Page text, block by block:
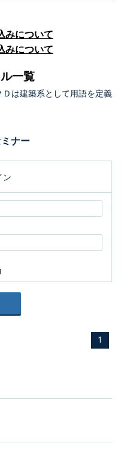
みについて
みについて
一覧
は建築系として用語を定義
ナー
ン
1